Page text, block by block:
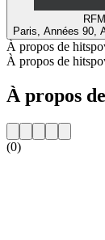
RFM
Paris, Années 90,
À propos de
À propos de
À propos
(0)